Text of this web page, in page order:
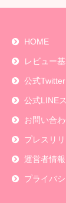
HOME
レビュー
公式Twitter
公式LINE
お問い合
プレスリ
運営者情報
プライバ